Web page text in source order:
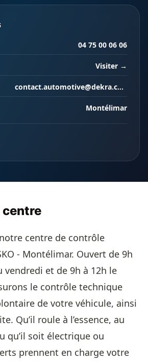
04 75 00 06 06
Visiter →
contact.automotive@dekra.com
Montélimar
centre
centre de contrôle
- Montélimar. Ouvert de 9h
vendredi et de 9h à 12h le
le contrôle technique
de votre véhicule, ainsi
Qu’il roule à l’essence, au
qu’il soit électrique ou
prennent en charge votre